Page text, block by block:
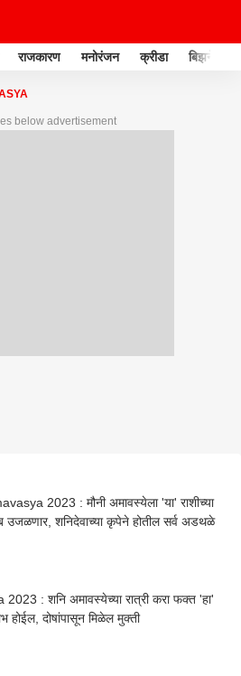
राजकारण मनोरंजन क्रीडा बिझनेस
below advertisement
2023 : मौनी अमावस्येला 'या' राशीच्या
उजळणार, शनिदेवाच्या कृपेने होतील सर्व अडथळे
: शनि अमावस्येच्या रात्री करा फक्त 'हा'
होईल, दोषांपासून मिळेल मुक्ती